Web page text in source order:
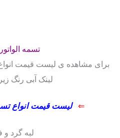
تسمه
برای مشاهده ی لیست قیمت انواع
لینک آبی رنگ
⇐ لیست قیمت انواع
لبه گرد و